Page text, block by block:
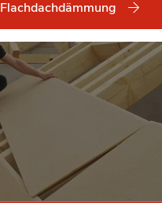
Flachdachdämmung